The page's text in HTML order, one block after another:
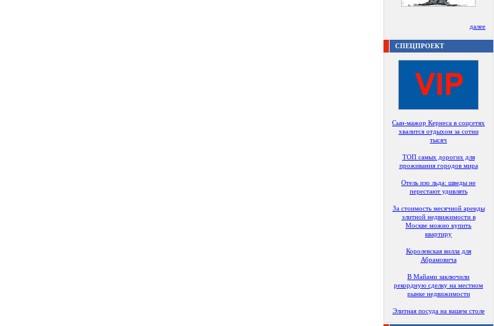
далее
СПЕЦПРОЕКТ
Сын-мажор Кернеса в соцсетях
хвалится отдыхом за сотни
тысяч
ТОП самых дорогих для
проживания городов мира
Отель изо льда: шведы не
перестают удивлять
За стоимость месячной аренды
элитной недвижимости в
Москве можно купить
квартиру
Королевская вилла для
Абрамовича
В Майами заключили
рекордную сделку на местном
рынке недвижимости
Элитная посуда на вашем столе